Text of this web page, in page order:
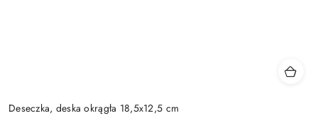
Deseczka, deska okrągła 18,5x12,5 cm